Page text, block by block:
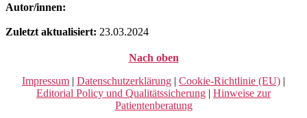
Autor/innen:
Zuletzt aktualisiert: 23.03.2024
Nach oben
Impressum | Datenschutzerklärung | Cookie-Richtlinie (EU) |
Editorial Policy und Qualitätssicherung | Hinweise zur
Patientenberatung